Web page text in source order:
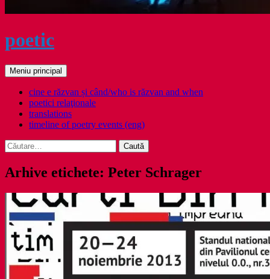
poetic
Caută
Meniu principal
cine e răzvan și când/who is răzvan and when
poetici relaţionale
translations
timeline of poetry events (eng)
Caută
după:
Arhive etichete: Peter Schrager